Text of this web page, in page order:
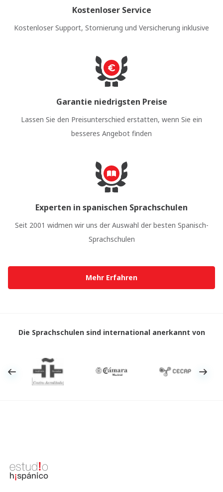
Kostenloser Service
Kostenloser Support, Stornierung und Versicherung inklusive
Garantie niedrigsten Preise
Lassen Sie den Preisunterschied erstatten, wenn Sie ein
besseres Angebot finden
Experten in spanischen Sprachschulen
Seit 2001 widmen wir uns der Auswahl der besten Spanisch-
Sprachschulen
Mehr Erfahren
Die Sprachschulen sind international anerkannt von